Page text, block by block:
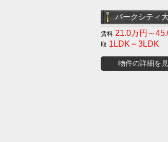
パークシティ
21.0万円～
1LDK～3LDK
物件の詳細を